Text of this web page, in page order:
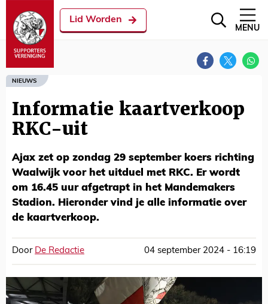
Lid Worden
MENU
NIEUWS
Informatie kaartverkoop
RKC-uit
Ajax zet op zondag 29 september koers richting
Waalwijk voor het uitduel met RKC. Er wordt
om 16.45 uur afgetrapt in het Mandemakers
Stadion. Hieronder vind je alle informatie over
de kaartverkoop.
Door De Redactie 04 september 2024 - 16:19